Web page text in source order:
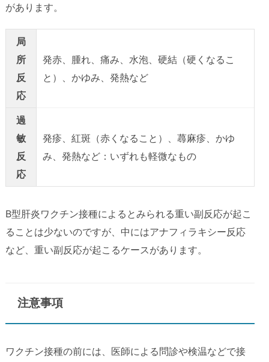
があります。
局
所
反
応
発赤、腫れ、痛み、水泡、硬結（硬くなるこ
と）、かゆみ、発熱など
過
敏
反
応
発疹、紅斑（赤くなること）、蕁麻疹、かゆ
み、発熱など：いずれも軽微なもの
B型肝炎ワクチン接種によるとみられる重い副反応が起こ
ることは少ないのですが、中にはアナフィラキシー反応
など、重い副反応が起こるケースがあります。
注意事項
ワクチン接種の前には、医師による問診や検温などで接